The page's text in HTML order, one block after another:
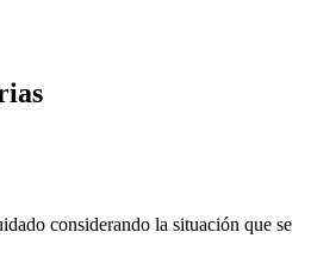
considerando la situación que se